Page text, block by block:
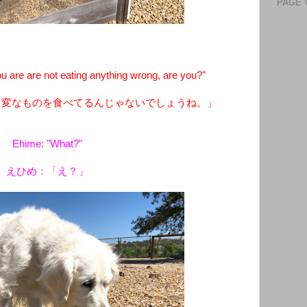
are are not eating anything wrong, are you?"
ものを食べてるんじゃないでしょうね。」
Ehime: "What?"
えひめ：「え？」
PAGE